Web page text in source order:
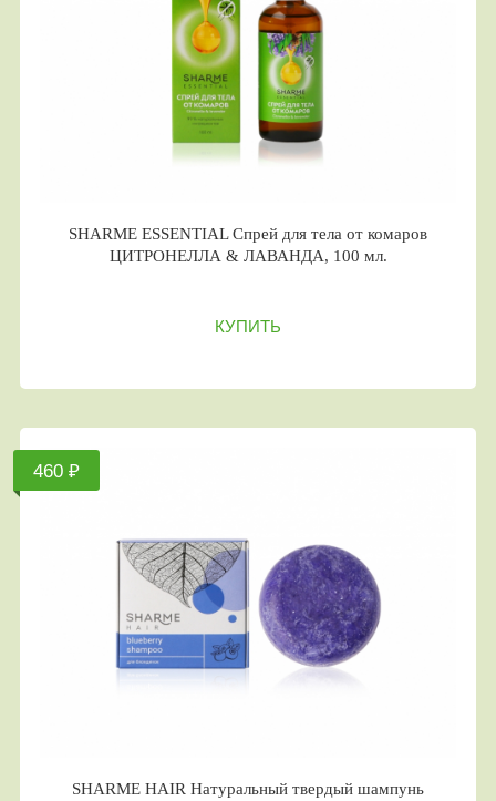
SHARME ESSENTIAL Спрей для тела от комаров
ЦИТРОНЕЛЛА & ЛАВАНДА, 100 мл.
КУПИТЬ
460 ₽
SHARME HAIR Натуральный твердый шампунь